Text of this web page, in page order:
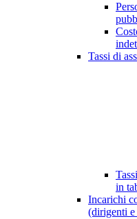
Tassi di
in
Incarichi
(dirigenti